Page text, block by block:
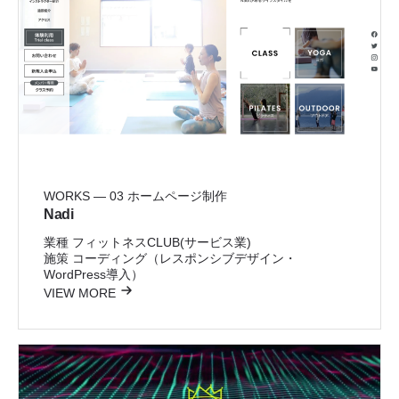
WORKS — 03 ホームページ制作
Nadi
業種 フィットネスCLUB(サービス業)
施策 コーディング（レスポンシブデザイン・
WordPress導入）
VIEW MORE